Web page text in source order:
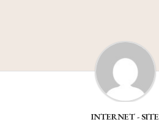
INTERNET - SITE